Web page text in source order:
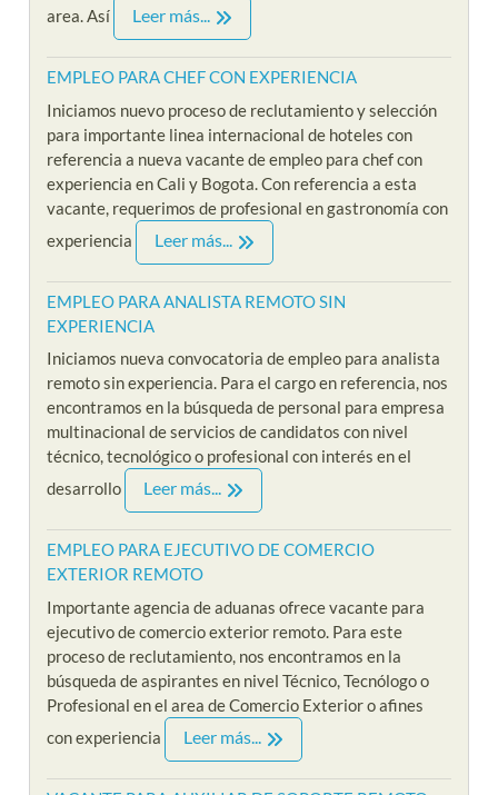
area. Así
Leer más...
EMPLEO PARA CHEF CON EXPERIENCIA
Iniciamos nuevo proceso de reclutamiento y selección
para importante linea internacional de hoteles con
referencia a nueva vacante de empleo para chef con
experiencia en Cali y Bogota. Con referencia a esta
vacante, requerimos de profesional en gastronomía con
experiencia
Leer más...
EMPLEO PARA ANALISTA REMOTO SIN
EXPERIENCIA
Iniciamos nueva convocatoria de empleo para analista
remoto sin experiencia. Para el cargo en referencia, nos
encontramos en la búsqueda de personal para empresa
multinacional de servicios de candidatos con nivel
técnico, tecnológico o profesional con interés en el
desarrollo
Leer más...
EMPLEO PARA EJECUTIVO DE COMERCIO
EXTERIOR REMOTO
Importante agencia de aduanas ofrece vacante para
ejecutivo de comercio exterior remoto. Para este
proceso de reclutamiento, nos encontramos en la
búsqueda de aspirantes en nivel Técnico, Tecnólogo o
Profesional en el area de Comercio Exterior o afines
con experiencia
Leer más...